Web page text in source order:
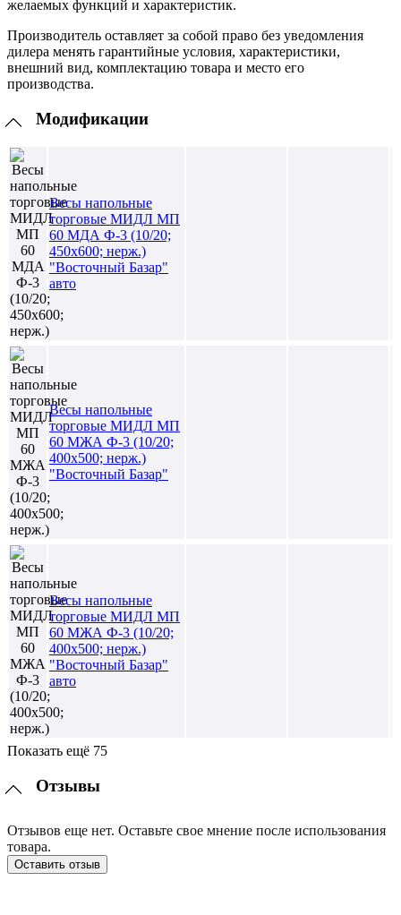
желаемых функций и характеристик.
Производитель оставляет за собой право без уведомления
дилера менять гарантийные условия, характеристики,
внешний вид, комплектацию товара и место его
производства.
Модификации
Весы напольные
торговые МИДЛ МП
60 МДА Ф-3 (10/20;
450х600; нерж.)
"Восточный Базар"
авто
Весы напольные
торговые МИДЛ МП
60 МЖА Ф-3 (10/20;
400х500; нерж.)
"Восточный Базар"
Весы напольные
торговые МИДЛ МП
60 МЖА Ф-3 (10/20;
400х500; нерж.)
"Восточный Базар"
авто
Показать ещё 75
Отзывы
Отзывов еще нет. Оставьте свое мнение после использования
товара.
Оставить отзыв